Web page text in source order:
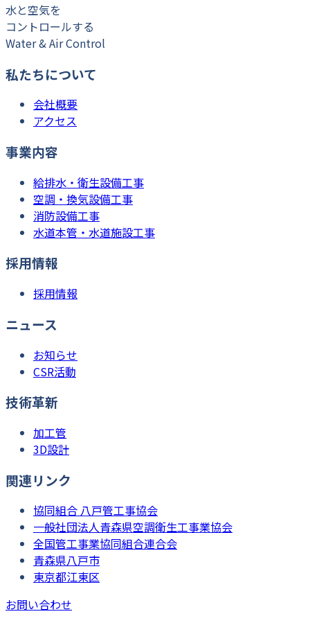
水と空気を
コントロールする
Water & Air Control
私たちについて
会社概要
アクセス
事業内容
給排水・衛生設備工事
空調・換気設備工事
消防設備工事
水道本管・水道施設工事
採用情報
採用情報
ニュース
お知らせ
CSR活動
技術革新
加工管
3D設計
関連リンク
協同組合 八戸管工事協会
一般社団法人青森県空調衛生工事業協会
全国管工事業協同組合連合会
青森県八戸市
東京都江東区
お問い合わせ